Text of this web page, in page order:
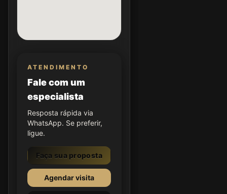
ATENDIMENTO
Fale com um
especialista
Resposta rápida via
WhatsApp. Se preferir,
ligue.
Faça sua proposta
Agendar visita